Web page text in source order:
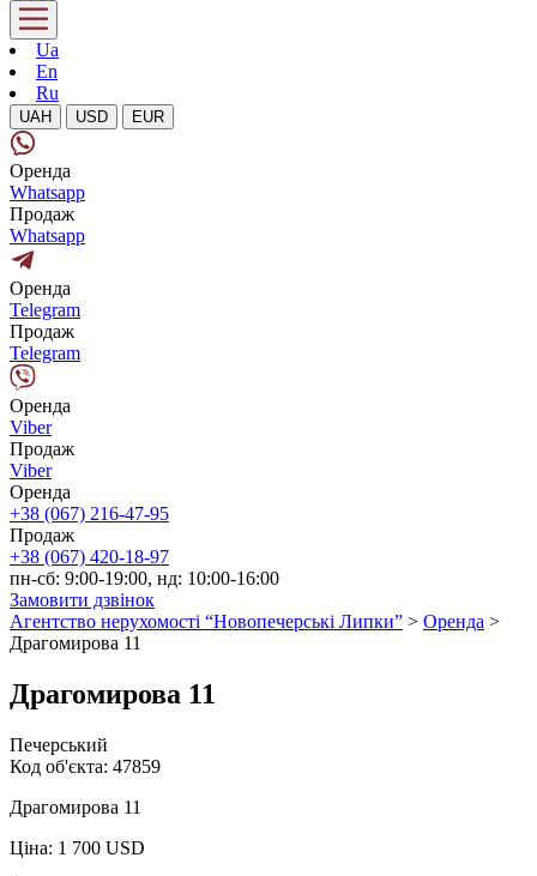
Ua
En
Ru
UAH USD EUR
Оренда
Whatsapp
Продаж
Whatsapp
Оренда
Telegram
Продаж
Telegram
Оренда
Viber
Продаж
Viber
Оренда
+38 (067) 216-47-95
Продаж
+38 (067) 420-18-97
пн-сб: 9:00-19:00, нд: 10:00-16:00
Замовити дзвінок
Агентство нерухомості “Новопечерські Липки” > Оренда >
Драгомирова 11
Драгомирова 11
Печерський
Код об'єкта: 47859
Драгомирова 11
Ціна: 1 700 USD